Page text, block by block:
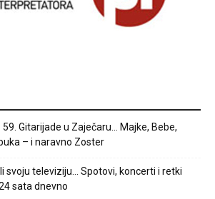
Gitarijade u Zaječaru… Majke, Bebe,
– i naravno Zoster
svoju televiziju… Spotovi, koncerti i retki
sata dnevno